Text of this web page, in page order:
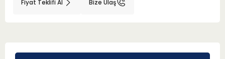
Adaptörler
Fiyat Teklifi Al Bize Ulaş